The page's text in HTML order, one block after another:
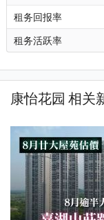
租务回报率
租务活跃率
康怡花园 相关